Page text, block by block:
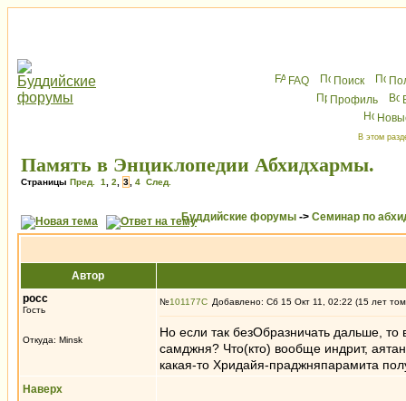
FAQ Поиск
Профиль
В этом
Память в Энциклопедии Абхидхармы.
Страницы Пред. 1 2 3 4 След.
Буддийские форумы -> Семинар по
Автор
росс
Гость
Откуда: Minsk
№101177 Добавлено: Сб 15 Окт 11, 02:22 (15 лет
Но если так безОбразничать дальше,
самджня? Что(кто) вообще индрит,
какая-то Хридайя-праджняпарамита
Наверх